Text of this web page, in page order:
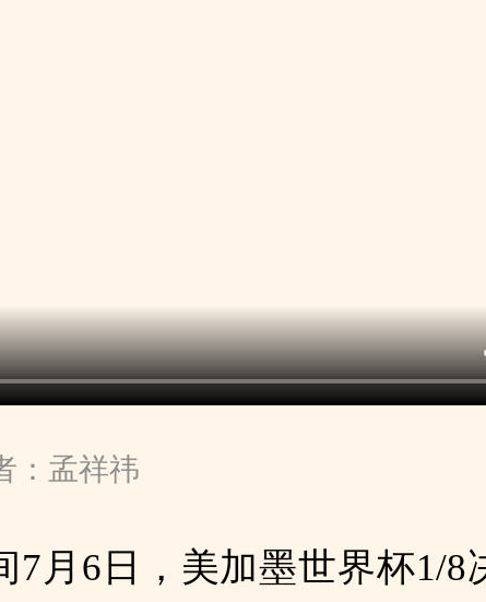
：孟祥祎
7月6日，美加墨世界杯1/8